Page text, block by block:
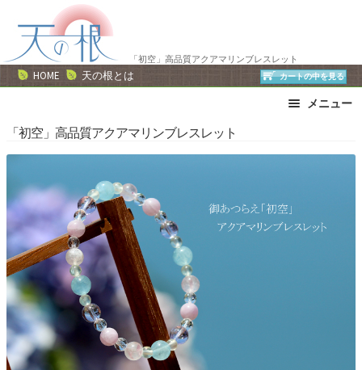
ー
シ
へ
ッ
プ
ン
ツ
キ
「初空」高品質アクアマリンブレスレット
HOME 天の根とは カートの中を見る
メニュー
ブレスレット
ストラップ
ネックレス
ピアス・イヤリング
誕生石で選ぶ
色で選ぶ
干支石で選ぶ
星座石で選ぶ
石の名前で選ぶ
パワーストーン一覧
「初空」高品質アクアマリンブレスレット